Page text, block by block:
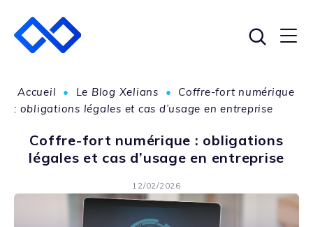
Accueil • Le Blog Xelians •
Coffre-fort numérique
: obligations légales et cas d’usage en entreprise
Coffre-fort numérique : obligations
légales et cas d’usage en entreprise
12/02/2026